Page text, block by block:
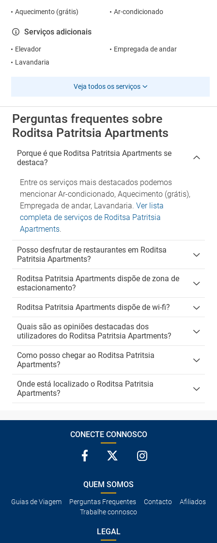
Aquecimento (grátis) Ar-condicionado
Serviços adicionais
Elevador
Empregada de andar
Lavandaria
Veja todos os serviços
Perguntas frequentes sobre
Roditsa Patritsia Apartments
Porque é que Roditsa Patritsia Apartments se
destaca?
Entre os serviços mais destacados podemos
mencionar Ar-condicionado, Aquecimento (grátis),
Empregada de andar, Lavandaria. Ver lista
completa de serviços de Roditsa Patritsia
Apartments.
Posso desfrutar de restaurantes em Roditsa
Patritsia Apartments?
Roditsa Patritsia Apartments dispõe de zona de
estacionamento?
Roditsa Patritsia Apartments dispõe de wi-fi?
Quais são as opiniões destacadas dos
utilizadores do Roditsa Patritsia Apartments?
Como posso chegar ao Roditsa Patritsia
Apartments?
Onde está localizado o Roditsa Patritsia
Apartments?
CONECTE CONNOSCO
QUEM SOMOS
Guias de Viagem Perguntas Frequentes Contacto
Afiliados
Trabalhe connosco
LEGAL